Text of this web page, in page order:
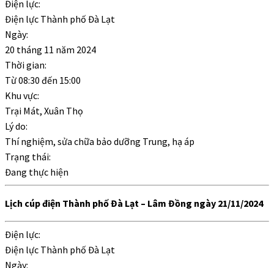
Điện lực:
Điện lực Thành phố Đà Lạt
Ngày:
20 tháng 11 năm 2024
Thời gian:
Từ08:30 đến 15:00
Khu vực:
Trại Mát, Xuân Thọ
Lý do:
Thí nghiệm, sửa chữa bảo dưỡng Trung, hạ áp
Trạng thái:
Đang thực hiện
Lịch cúp điện Thành phố Đà Lạt – Lâm Đồng ngày 21/11/2024
Điện lực:
Điện lực Thành phố Đà Lạt
Ngày: